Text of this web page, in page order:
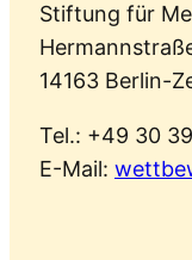
Stiftung für
14163 Berlin-
Tel.: +49 30
E-Mail: